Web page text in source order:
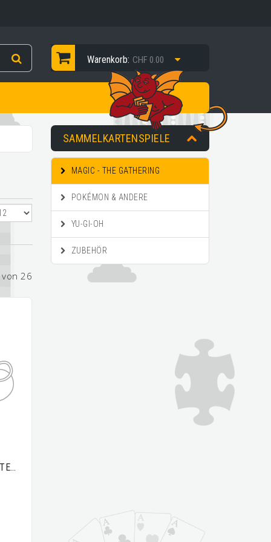
Warenkorb: CHF 0.00
26
SAMMELKARTENSPIELE
MAGIC - THE GATHERING
POKÉMON & ANDERE
YU-GI-OH
ZUBEHÖR